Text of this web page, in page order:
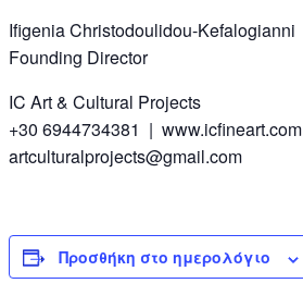
Ifigenia Christodoulidou-Kefalogianni
Founding Director
IC Art & Cultural Projects
+30 6944734381 | www.icfineart.com
artculturalprojects@gmail.com
Προσθήκη στο ημερολόγιο